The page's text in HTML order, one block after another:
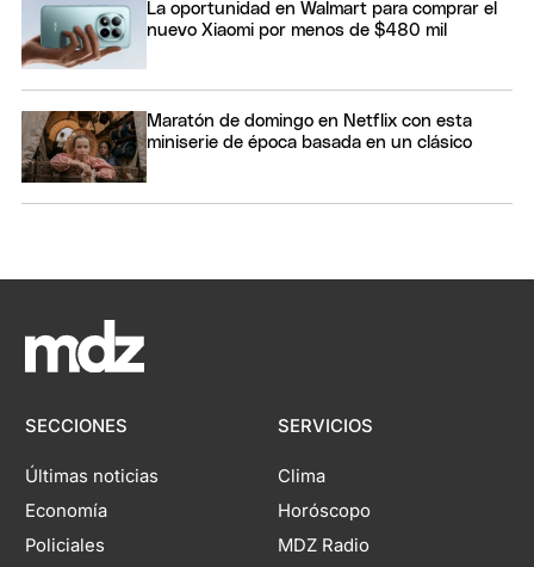
La oportunidad en Walmart para comprar el
nuevo Xiaomi por menos de $480 mil
Maratón de domingo en Netflix con esta
miniserie de época basada en un clásico
SECCIONES
Últimas noticias
Economía
Policiales
SERVICIOS
Clima
Horóscopo
MDZ Radio